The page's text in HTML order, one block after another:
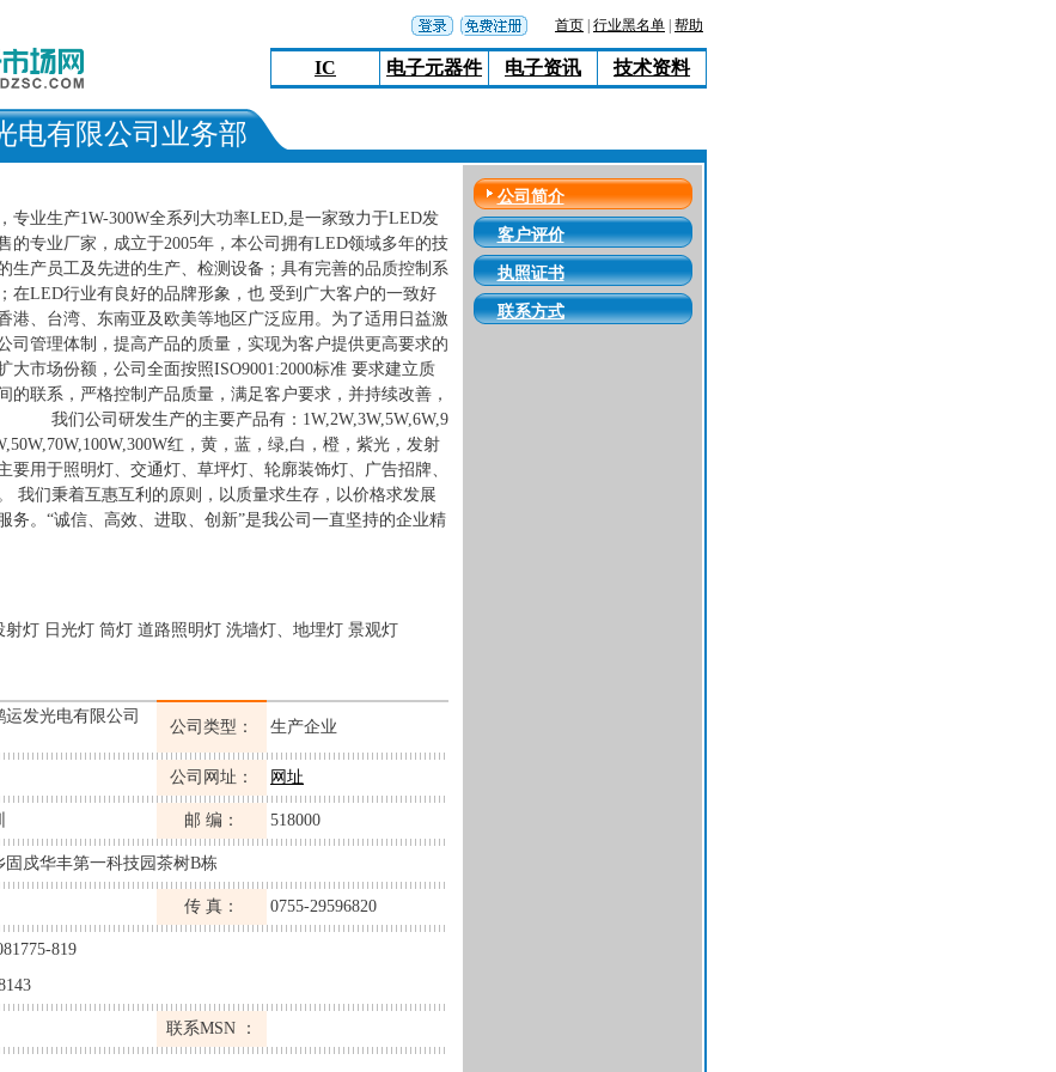
首页 行业黑名单 帮助
IC 电子元器件 电子资讯 技术资料
电有限公司业务部
专业生产1W-300W全系列大功率LED,是一家致力于LED发
的专业厂家，成立于2005年，本公司拥有LED领域多年的技
生产员工及先进的生产、检测设备；具有完善的品质控制系
在LED行业有良好的品牌形象，也 受到广大客户的一致好
港、台湾、东南亚及欧美等地区广泛应用。为了适用日益激
司管理体制，提高产品的质量，实现为客户提供更高要求的
大市场份额，公司全面按照ISO9001:2000标准 要求建立质
的联系，严格控制产品质量，满足客户要求，并持续改善，
们公司研发生产的主要产品有：1W,2W,3W,5W,6W,9
红，黄，蓝，绿,白，橙，紫光，发射
要用于照明灯、交通灯、草坪灯、轮廓装饰灯、广告招牌、
我们秉着互惠互利的原则，以质量求生存，以价格求发展
务。“诚信、高效、进取、创新”是我公司一直坚持的企业精
灯 日光灯 筒灯 道路照明灯 洗墙灯、地埋灯 景观灯
运发光电有限公司
公司类型： 生产企业
公司网址： 网址
邮 编： 518000
固戍华丰第一科技园茶树B栋
传 真： 0755-29596820
819
联系MSN ：
公司简介
客户评价
执照证书
联系方式